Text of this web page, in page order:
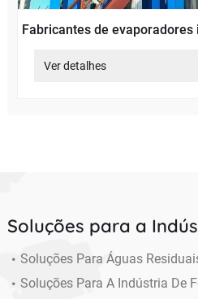
Fabricantes de
Ver detalhes
Soluções para a
Soluções Para Águas
Soluções Para A Indústria De